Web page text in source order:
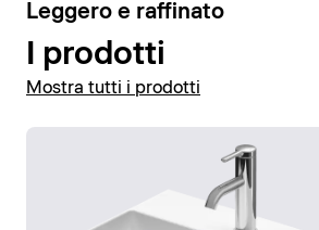
4
Leggero e raffinato
I prodotti
Mostra tutti i prodotti